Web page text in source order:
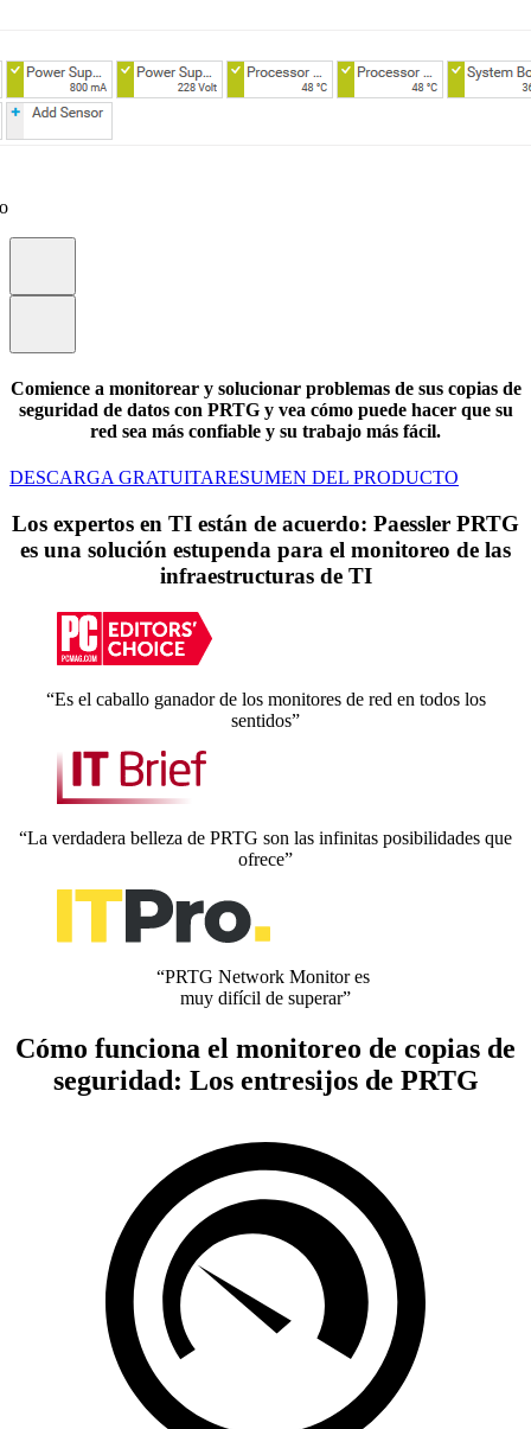
Comience a monitorear y solucionar problemas de sus copias de
seguridad de datos con PRTG y vea cómo puede hacer que su
red sea más confiable y su trabajo más fácil.
DESCARGA GRATUITARESUMEN DEL PRODUCTO
Los expertos en TI están de acuerdo: Paessler PRTG
es una solución estupenda para el monitoreo de las
infraestructuras de TI
“Es el caballo ganador de los monitores de red en todos los
sentidos”
“La verdadera belleza de PRTG son las infinitas posibilidades que
ofrece”
“PRTG Network Monitor es
muy difícil de superar”
Cómo funciona el monitoreo de copias de
seguridad: Los entresijos de PRTG